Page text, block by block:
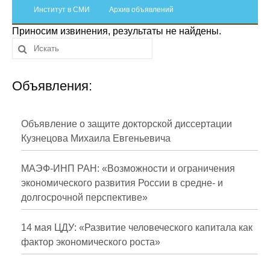
Отчетность
Противодействие коррупции
Материалы для СМИ
Публикации
Научная жизнь
Проблемы прогнозирования
О журнале
Номера журналов
Институт в СМИ Архив объявлений
Приносим извинения, результаты не найдены.
Объявления:
Объявление о защите докторской диссертации
Кузнецова Михаила Евгеньевича
МАЭФ-ИНП РАН: «Возможности и ограничения
экономического развития России в средне- и
долгосрочной перспективе»
14 мая ЦДУ: «Развитие человеческого капитала как
фактор экономического роста»